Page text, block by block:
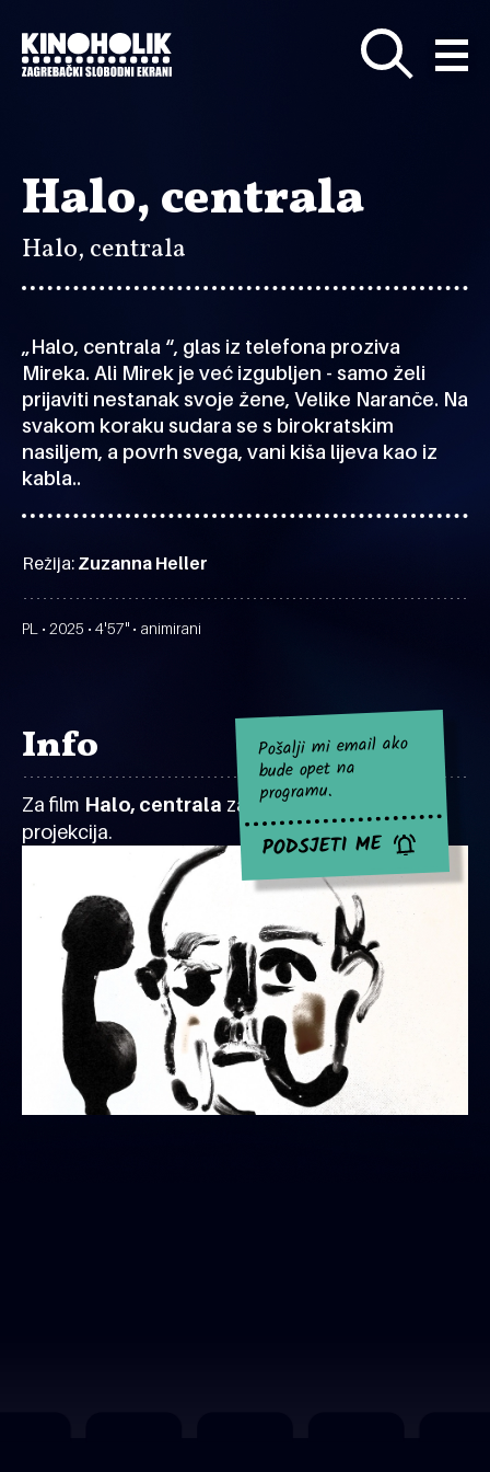
glavni
sadržaj
Halo, centrala
Halo, centrala
„Halo, centrala “, glas iz telefona proziva
Mireka. Ali Mirek je već izgubljen - samo želi
prijaviti nestanak svoje žene, Velike Naranče. Na
svakom koraku sudara se s birokratskim
nasiljem, a povrh svega, vani kiša lijeva kao iz
kabla..
Režija: Zuzanna Heller
PL • 2025 • 4'57" • animirani
Info
Za film Halo, centrala za sad nema najavljenih
projekcija.
Pošalji mi email ako
bude opet na
programu.
PODSJETI ME